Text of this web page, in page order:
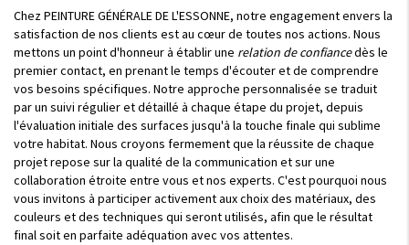
Chez PEINTURE GÉNÉRALE DE L'ESSONNE, notre engagement envers la
satisfaction de nos clients est au cœur de toutes nos actions. Nous
mettons un point d'honneur à établir une relation de confiancedès le
premier contact, en prenant le temps d'écouter et de comprendre
vos besoins spécifiques. Notre approche personnalisée se traduit
par un suivi régulier et détaillé à chaque étape du projet, depuis
l'évaluation initiale des surfaces jusqu'à la touche finale qui sublime
votre habitat. Nous croyons fermement que la réussite de chaque
projet repose sur la qualité de la communication et sur une
collaboration étroite entre vous et nos experts. C'est pourquoi nous
vous invitons à participer activement aux choix des matériaux, des
couleurs et des techniques qui seront utilisés, afin que le résultat
final soit en parfaite adéquation avec vos attentes.